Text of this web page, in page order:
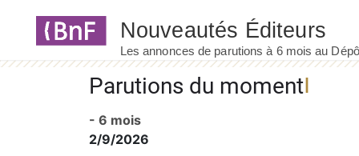
Parutions du moment
- 6 mois
2/9/2026